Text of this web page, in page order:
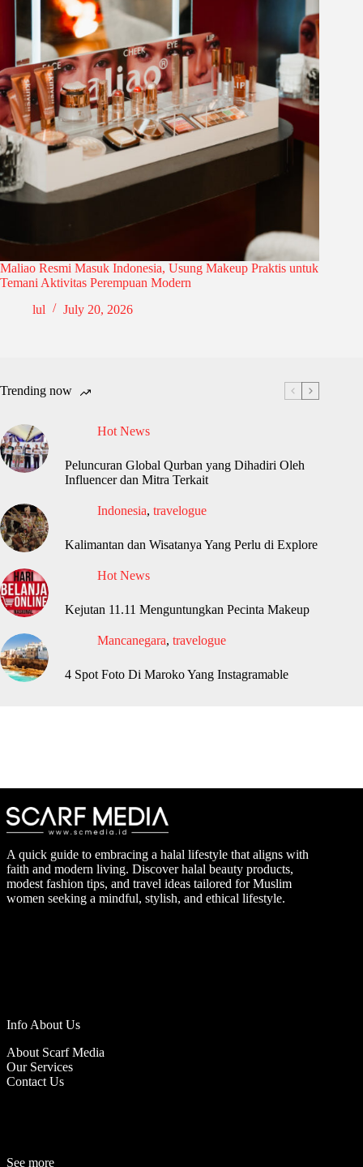
Maliao Resmi Masuk Indonesia, Usung Makeup Praktis untuk
Temani Aktivitas Perempuan Modern
lul
July 20, 2026
Trending now
Hot News
Peluncuran Global Qurban yang Dihadiri Oleh
Influencer dan Mitra Terkait
Indonesia, travelogue
Kalimantan dan Wisatanya Yang Perlu di Explore
Hot News
Kejutan 11.11 Menguntungkan Pecinta Makeup
Mancanegara, travelogue
4 Spot Foto Di Maroko Yang Instagramable
A quick guide to embracing a halal lifestyle that aligns with
faith and modern living. Discover halal beauty products,
modest fashion tips, and travel ideas tailored for Muslim
women seeking a mindful, stylish, and ethical lifestyle.
Info About Us
About Scarf Media
Our Services
Contact Us
See more